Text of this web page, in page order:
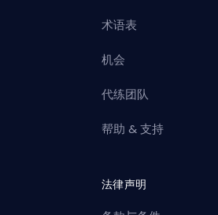
术语表
机会
代练团队
帮助 & 支持
法律声明